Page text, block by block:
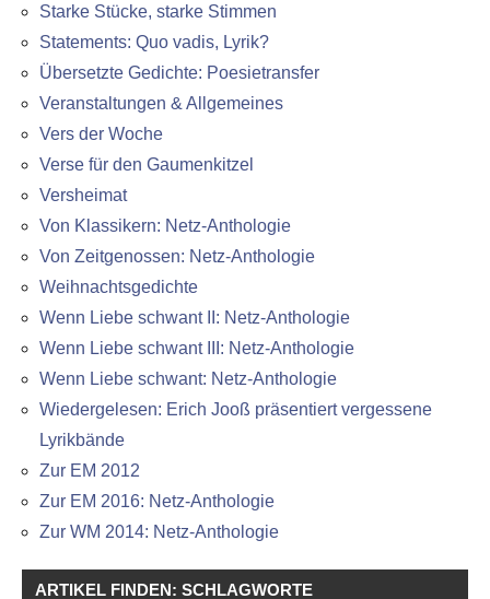
Starke Stücke, starke Stimmen
Statements: Quo vadis, Lyrik?
Übersetzte Gedichte: Poesietransfer
Veranstaltungen & Allgemeines
Vers der Woche
Verse für den Gaumenkitzel
Versheimat
Von Klassikern: Netz-Anthologie
Von Zeitgenossen: Netz-Anthologie
Weihnachtsgedichte
Wenn Liebe schwant II: Netz-Anthologie
Wenn Liebe schwant III: Netz-Anthologie
Wenn Liebe schwant: Netz-Anthologie
Wiedergelesen: Erich Jooß präsentiert vergessene
Lyrikbände
Zur EM 2012
Zur EM 2016: Netz-Anthologie
Zur WM 2014: Netz-Anthologie
ARTIKEL FINDEN: SCHLAGWORTE